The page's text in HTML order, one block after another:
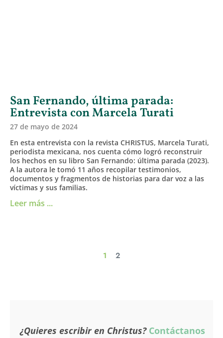
San Fernando, última parada:
Entrevista con Marcela Turati
27 de mayo de 2024
En esta entrevista con la revista CHRISTUS, Marcela Turati,
periodista mexicana, nos cuenta cómo logró reconstruir
los hechos en su libro San Fernando: última parada (2023).
A la autora le tomó 11 años recopilar testimonios,
documentos y fragmentos de historias para dar voz a las
víctimas y sus familias.
Leer más ...
1 2
¿Quieres escribir en Christus? Contáctanos